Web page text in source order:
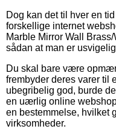
Dog kan det til hver en
forskellige internet
Marble Mirror Wall
sådan at man er
Du skal bare være
frembyder deres varer til
ubegribelig god, burde
en uærlig online
en bestemmelse, hvilket
virksomheder.